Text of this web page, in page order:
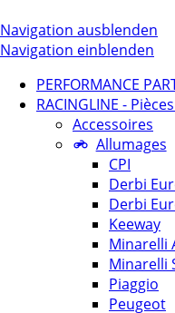
Navigation ausblenden
Navigation einblenden
PERFORMANCE
RACINGLINE -
Accessoires
Allumages
CPI
Derbi
Derbi
Keeway
Minarelli
Minarelli
Piaggio
Peugeot